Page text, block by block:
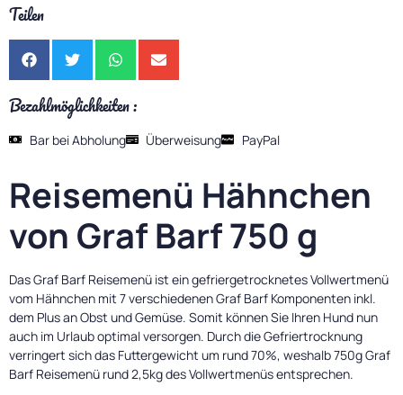
Teilen
Bezahlmöglichkeiten :
Bar bei Abholung Überweisung PayPal
Reisemenü Hähnchen
von Graf Barf 750 g
Das Graf Barf Reisemenü ist ein gefriergetrocknetes Vollwertmenü
vom Hähnchen mit 7 verschiedenen Graf Barf Komponenten inkl.
dem Plus an Obst und Gemüse. Somit können Sie Ihren Hund nun
auch im Urlaub optimal versorgen. Durch die Gefriertrocknung
verringert sich das Futtergewicht um rund 70%, weshalb 750g Graf
Barf Reisemenü rund 2,5kg des Vollwertmenüs entsprechen.